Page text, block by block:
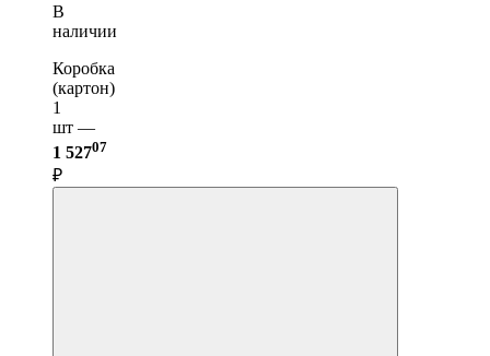
В
наличии
Коробка
(картон)
1
шт —
1 52707
₽